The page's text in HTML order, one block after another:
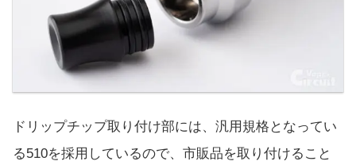
ドリップチップ取り付け部には、汎用規格となってい
る510を採用しているので、市販品を取り付けること